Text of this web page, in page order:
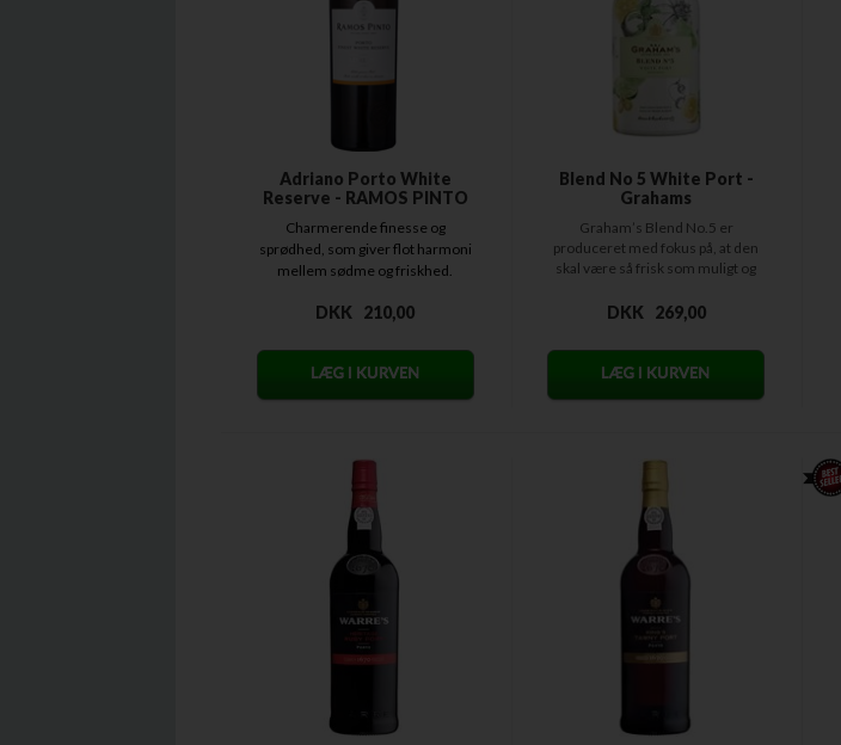
Adriano Porto White
Reserve - RAMOS PINTO
Charmerende finesse og
sprødhed, som giver flot harmoni
mellem sødme og friskhed.
DKK 210,00
Blend No 5 White Port -
Grahams
Graham’s Blend No.5 er
produceret med fokus på, at den
skal være så frisk som muligt og
DKK 269,00